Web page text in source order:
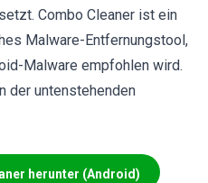
Combo Cleaner ist ein
Malware-Entfernungstool,
Malware empfohlen wird.
der untenstehenden
herunter (Android)